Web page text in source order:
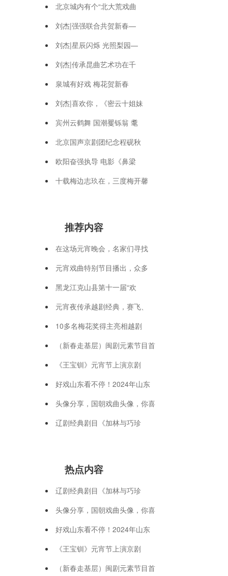
北京城内有个“北大荒戏曲
刘杰|强强联合共贺新春—
刘杰|星辰闪烁 光照梨园—
刘杰|传承昆曲艺术功在千
泉城有好戏 梅花贺新春
刘杰|喜欢你，《密云十姐妹
宾州云鹤舞 国潮矍铄翁 耄
北京国声京剧团纪念程砚秋
欧阳奋强执导 电影《鼻梁
十载梅边志玖在，三度梅开馨
推荐内容
在这场元宵晚会，名家们寻找
元宵戏曲特别节目播出，众多
黑龙江克山县第十一届“欢
元宵夜传承越剧经典，赛飞、
10多名梅花奖得主亮相越剧
（新春走基层）闽剧元素节目首
《王宝钏》元宵节上演京剧
好戏山东看不停！2024年山东
头像分享，国朝戏曲头像，你喜
辽剧经典剧目《加林与巧珍
热点内容
辽剧经典剧目《加林与巧珍
头像分享，国朝戏曲头像，你喜
好戏山东看不停！2024年山东
《王宝钏》元宵节上演京剧
（新春走基层）闽剧元素节目首